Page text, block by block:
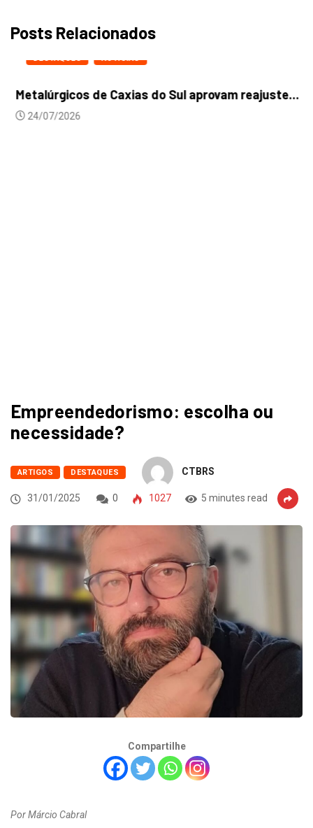
Posts Relacionados
DESTAQUES NOTICIAS
Metalúrgicos de Caxias do Sul aprovam reajuste...
24/07/2026
Empreendedorismo: escolha ou
necessidade?
ARTIGOS DESTAQUES CTBRS
31/01/2025 0 1027 5 minutes read
Compartilhe
Por Márcio Cabral